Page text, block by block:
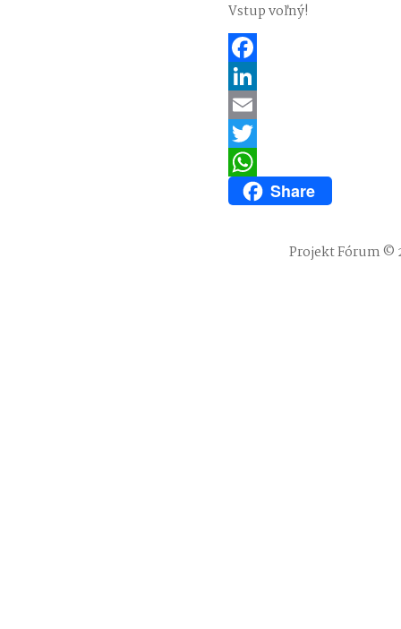
Vstup voľný!
Facebook
LinkedIn
Email
Twitter
WhatsAppShare
Projekt Fórum ©